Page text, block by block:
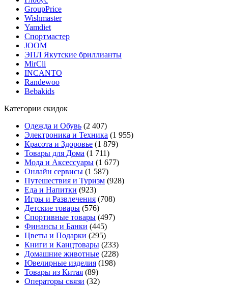
GroupPrice
Wishmaster
Yamdiet
Спортмастер
JOOM
ЭПЛ Якутские бриллианты
MirCli
INCANTO
Randewoo
Bebakids
Категории скидок
Одежда и Обувь (2 407)
Электроника и Техника (1 955)
Красота и Здоровье (1 879)
Товары для Дома (1 711)
Мода и Аксессуары (1 677)
Онлайн сервисы (1 587)
Путешествия и Туризм (928)
Еда и Напитки (923)
Игры и Развлечения (708)
Детские товары (576)
Спортивные товары (497)
Финансы и Банки (445)
Цветы и Подарки (295)
Книги и Канцтовары (233)
Домашние животные (228)
Ювелирные изделия (198)
Товары из Китая (89)
Операторы связи (32)